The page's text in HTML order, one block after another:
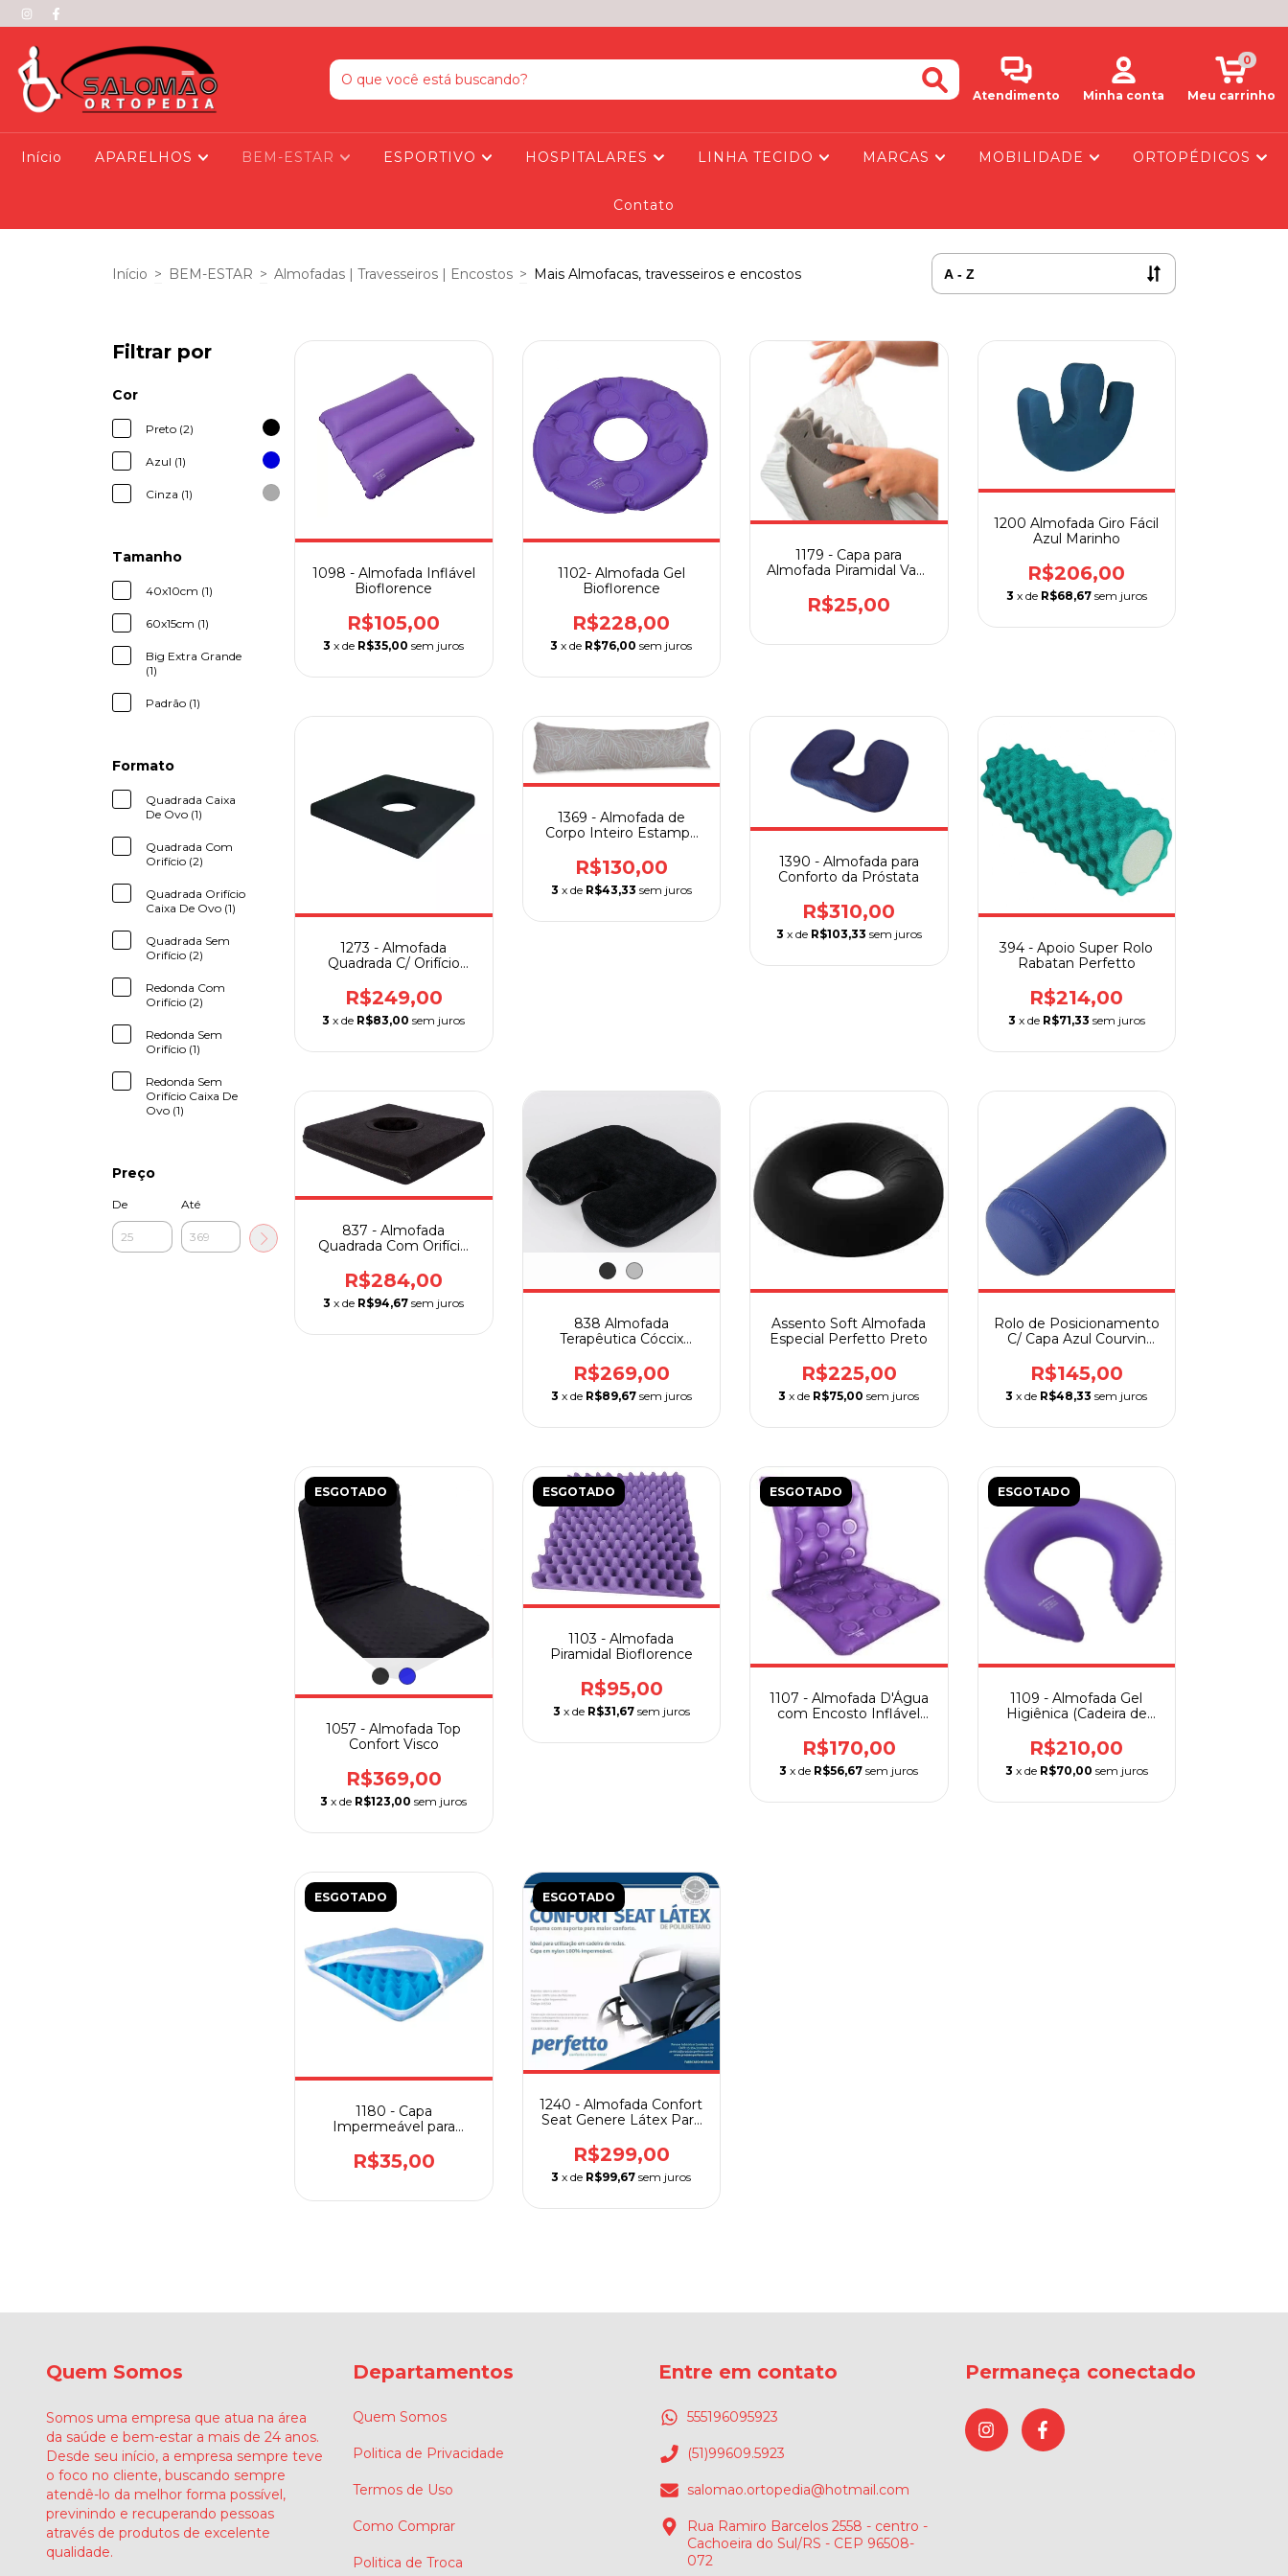
Atendimento Minha conta Meu carrinho
0
Início APARELHOS BEM-ESTAR ESPORTIVO HOSPITALARES LINHA TECIDO MARCAS MOBILIDADE ORTOPÉDICOS
Contato
Início > BEM-ESTAR > Almofadas | Travesseiros | Encostos > Mais Almofacas, travesseiros e encostos
Filtrar por
Cor
Preto (2)
Azul (1)
Cinza (1)
Tamanho
40x10cm (1)
60x15cm (1)
Big Extra Grande
(1)
Padrão (1)
Formato
Quadrada Caixa
De Ovo (1)
Quadrada Com
Orifício (2)
Quadrada Orifício
Caixa De Ovo (1)
Quadrada Sem
Orifício (2)
Redonda Com
Orifício (2)
Redonda Sem
Orifício (1)
Redonda Sem
Orifício Caixa De
Ovo (1)
Preço
De Até
1098 - Almofada Inflável
Bioflorence
R$105,00
3 x de R$35,00 sem juros
1102- Almofada Gel
Bioflorence
R$228,00
3 x de R$76,00 sem juros
1179 - Capa para
Almofada Piramidal Vapt
R$25,00
1200 Almofada Giro Fácil
Azul Marinho
R$206,00
3 x de R$68,67 sem juros
1273 - Almofada
Quadrada C/ Orifício
R$249,00
3 x de R$83,00 sem juros
1369 - Almofada de
Corpo Inteiro Estampa
R$130,00
3 x de R$43,33 sem juros
1390 - Almofada para
Conforto da Próstata
R$310,00
3 x de R$103,33 sem juros
394 - Apoio Super Rolo
Rabatan Perfetto
R$214,00
3 x de R$71,33 sem juros
837 - Almofada
Quadrada Com Orifício
R$284,00
3 x de R$94,67 sem juros
838 Almofada
Terapêutica Cóccix
R$269,00
3 x de R$89,67 sem juros
Assento Soft Almofada
Especial Perfetto Preto
R$225,00
3 x de R$75,00 sem juros
Rolo de Posicionamento
C/ Capa Azul Courvin
R$145,00
3 x de R$48,33 sem juros
ESGOTADO
1057 - Almofada Top
Confort Visco
R$369,00
3 x de R$123,00 sem juros
ESGOTADO
1103 - Almofada
Piramidal Bioflorence
R$95,00
3 x de R$31,67 sem juros
ESGOTADO
1107 - Almofada D'Água
com Encosto Inflável
R$170,00
3 x de R$56,67 sem juros
ESGOTADO
1109 - Almofada Gel
Higiênica (Cadeira de
R$210,00
3 x de R$70,00 sem juros
ESGOTADO
1180 - Capa
Impermeável para
Transparente com Zíper
R$35,00
ESGOTADO
1240 - Almofada Confort
Seat Genere Látex Para
R$299,00
3 x de R$99,67 sem juros
Quem Somos
Somos uma empresa que atua na área
da saúde e bem-estar a mais de 24 anos.
Desde seu início, a empresa sempre teve
o foco no cliente, buscando sempre
atendê-lo da melhor forma possível,
previnindo e recuperando pessoas
através de produtos de excelente
qualidade.
Departamentos
Quem Somos
Politica de Privacidade
Termos de Uso
Como Comprar
Politica de Troca
Entre em contato
555196095923
(51)99609.5923
salomao.ortopedia@hotmail.com
Rua Ramiro Barcelos 2558 - centro -
Cachoeira do Sul/RS - CEP 96508-
072
Permaneça conectado